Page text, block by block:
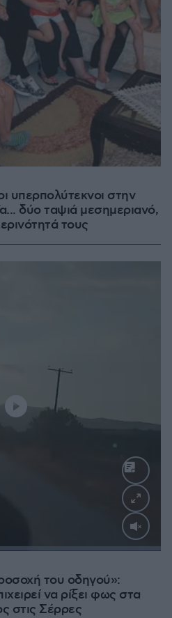
υπερπολύτεκνοι στην
δύο ταψιά μεσημεριανό,
τους
Loaded:
του οδηγού»:
να ρίξει φως στα
στις Σέρρες